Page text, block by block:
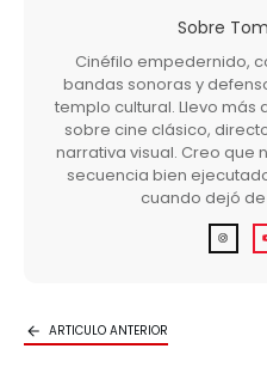
Sobre
Cinéfilo empedernido,
bandas sonoras y
templo cultural. Llevo
sobre cine clásico,
narrativa visual. Creo que
secuencia bien
cuando dejó
ARTICULO ANTERIOR